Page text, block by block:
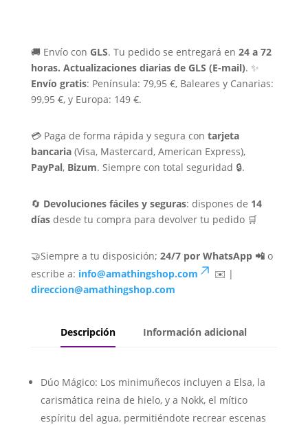
🚚 Envío con GLS. Tu pedido se entregará en 24 a 72
horas. Actualizaciones diarias de GLS (E-mail). ✨
Envío gratis: Península: 79,95 €, Baleares y Canarias:
99,95 €, y Europa: 149 €.
💳 Paga de forma rápida y segura con tarjeta
bancaria(Visa, Mastercard, American Express),
PayPal, Bizum. Siempre con total seguridad 🔒.
🔄 Devoluciones fáciles y seguras: dispones de 14
díasdesde tu compra para devolver tu pedido 🛒
🤝Siempre a tu disposición; 24/7 por WhatsApp 📲o
escribe a: info@amathingshop.com
✉️ |
direccion@amathingshop.com
Descripción Información adicional
Dúo Mágico: Los minimuñecos incluyen a Elsa, la
carismática reina de hielo, y a Nokk, el mítico
espíritu del agua, permitiéndote recrear escenas